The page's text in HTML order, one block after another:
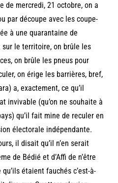
de mercredi, 21 octobre, on a
par découpe avec les coupe-
à une quarantaine de
sur le territoire, on brûle les
on brûle les pneus pour
on érige les barrières, bref,
a, exactement, ce qu’il
invivable (qu’on ne souhaite à
qu’il fait mine de reculer en
électorale indépendante.
il disait qu’il n’en serait
de Bédié et d’Affi de n’être
étaient fauchés c’est-à-